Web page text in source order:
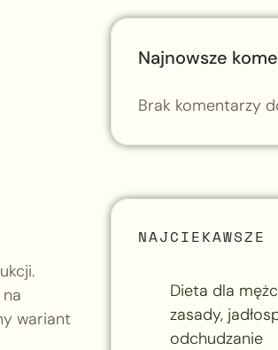
wariant
Najnowsze
Brak komentarzy
NAJCIEKAWSZE
Dieta dla
zasady,
odchudzanie